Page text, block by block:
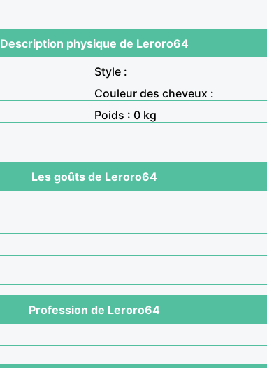
Description physique de Leroro64
Style :
Couleur des cheveux :
Poids : 0 kg
Les goûts de Leroro64
Profession de Leroro64